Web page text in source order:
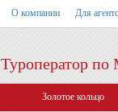
О компании Для
Туроператор по
Золотое кольцо